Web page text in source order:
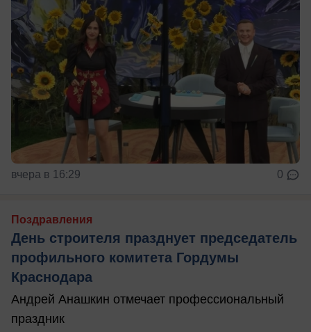
вчера в 16:29 0
Поздравления
День строителя празднует председатель
профильного комитета Гордумы
Краснодара
Андрей Анашкин отмечает профессиональный
праздник